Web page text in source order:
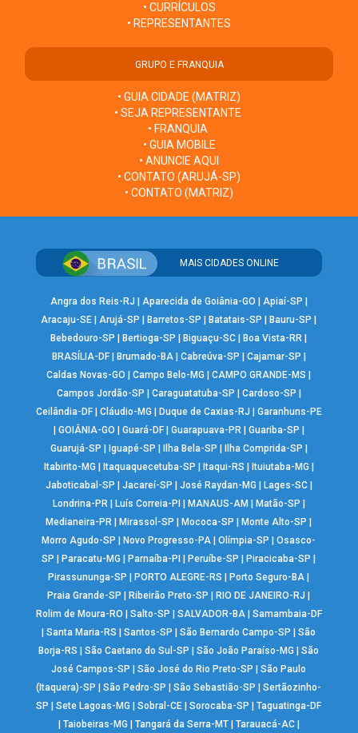
• CURRÍCULOS
• REPRESENTANTES
GRUPO E FRANQUIA
• GUIA CIDADE (MATRIZ)
• SEJA REPRESENTANTE
• FRANQUIA
• GUIA MOBILE
• ANUNCIE AQUI
• CONTATO (ARUJÁ-SP)
• CONTATO (MATRIZ)
MAIS CIDADES ONLINE
Angra dos Reis-RJ Aparecida de Goiânia-GO Apiaí-SP
Aracaju-SE |Arujá-SP Barretos-SP Batatais-SP Bauru-SP
Bebedouro-SP
Bertioga-SP Biguaçu-SC Boa Vista-RR
BRASÍLIA-DF| Brumado-BA| Cabreúva-SP Cajamar-SP
Caldas Novas-GO
|Campo Belo-MG |CAMPO GRANDE-MS
Campos Jordão-SP
Caraguatatuba-SP Cardoso-SP
Ceilândia-DF| Cláudio-MG Duque de Caxias-RJ
Garanhuns-PE
GOIÂNIA-GO Guará-DF| Guarapuava-PR| Guariba-SP
Guarujá-SP
Iguapé-SP Ilha Bela-SP Ilha Comprida-SP
Itabirito-MG
Itaquaquecetuba-SP Itaqui-RS Ituiutaba-MG
Jaboticabal-SP
Jacareí-SP José Raydan-MG Lages-SC|
Londrina-PR| Luís Correia-PI MANAUS-AM Matão-SP
Medianeira-PR
Mirassol-SP Mococa-SP Monte Alto-SP
Morro Agudo-SP
Novo Progresso-PA |Olímpia-SP |Osasco-
SP
Paracatu-MG Parnaíba-PI Peruíbe-SP Piracicaba-SP
Pirassununga-SP
PORTO ALEGRE-RS Porto Seguro-BA
Praia Grande-SP
Ribeirão Preto-SP RIO DE JANEIRO-RJ
Rolim de Moura-RO
Salto-SP SALVADOR-BA| Samambaia-DF
|Santa Maria-RS |Santos-SP |São Bernardo Campo-SP |São
Borja-RS
|São Caetano do Sul-SP |São João Paraíso-MG |São
José Campos-SP
|São José do Rio Preto-SP |São Paulo
(Itaquera)-SP
|São Pedro-SP |São Sebastião-SP |Sertãozinho-
SP
|Sete Lagoas-MG |Sobral-CE |Sorocaba-SP |Taguatinga-DF
Taiobeiras-MG Tangará da Serra-MT| Tarauacá-AC|